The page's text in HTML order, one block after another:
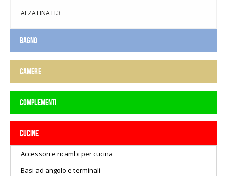
ALZATINA H.3
BAGNO
CAMERE
COMPLEMENTI
CUCINE
Accessori e ricambi per cucina
Basi ad angolo e terminali